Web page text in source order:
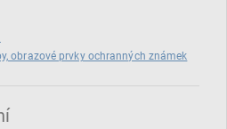
obrazové prvky ochranných známek